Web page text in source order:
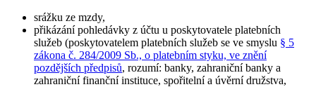
srážku ze mzdy,
přikázání pohledávky z účtu u poskytovatele platebních
služeb (poskytovatelem platebních služeb se ve smyslu § 5
zákona č. 284/2009 Sb., o platebním styku, ve znění
pozdějších předpisů, rozumí: banky, zahraniční banky a
zahraniční finanční instituce, spořitelní a úvěrní družstva,